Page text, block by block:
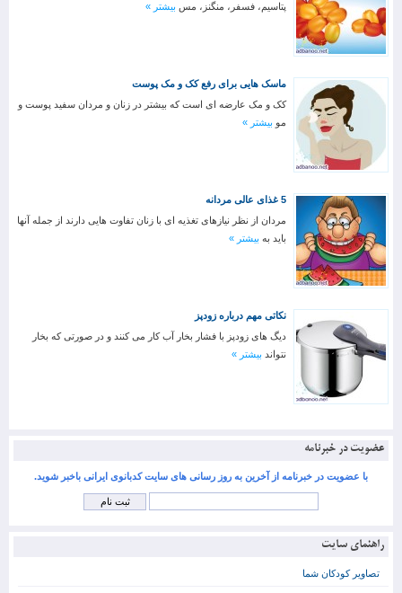
پتاسیم، فسفر، منگنز، مس بیشتر »
ماسک هایی برای رفع کک و مک پوست
کک و مک عارضه ای است که بیشتر در زنان و مردان سفید پوست و
مو بیشتر »
5 غذای عالی مردانه
مردان از نظر نیازهای تغذیه ای با زنان تفاوت هایی دارند از جمله آنها
باید به بیشتر »
نکاتی مهم درباره زود‌پز
دیگ های زودپز با فشار بخار آب کار می کنند و در صورتی که بخار
نتواند بیشتر »
عضویت در خبرنامه
با عضویت در خبرنامه از آخرین به روز رسانی های سایت کدبانوی ایرانی باخبر شوید.
راهنمای سایت
تصاویر کودکان شما